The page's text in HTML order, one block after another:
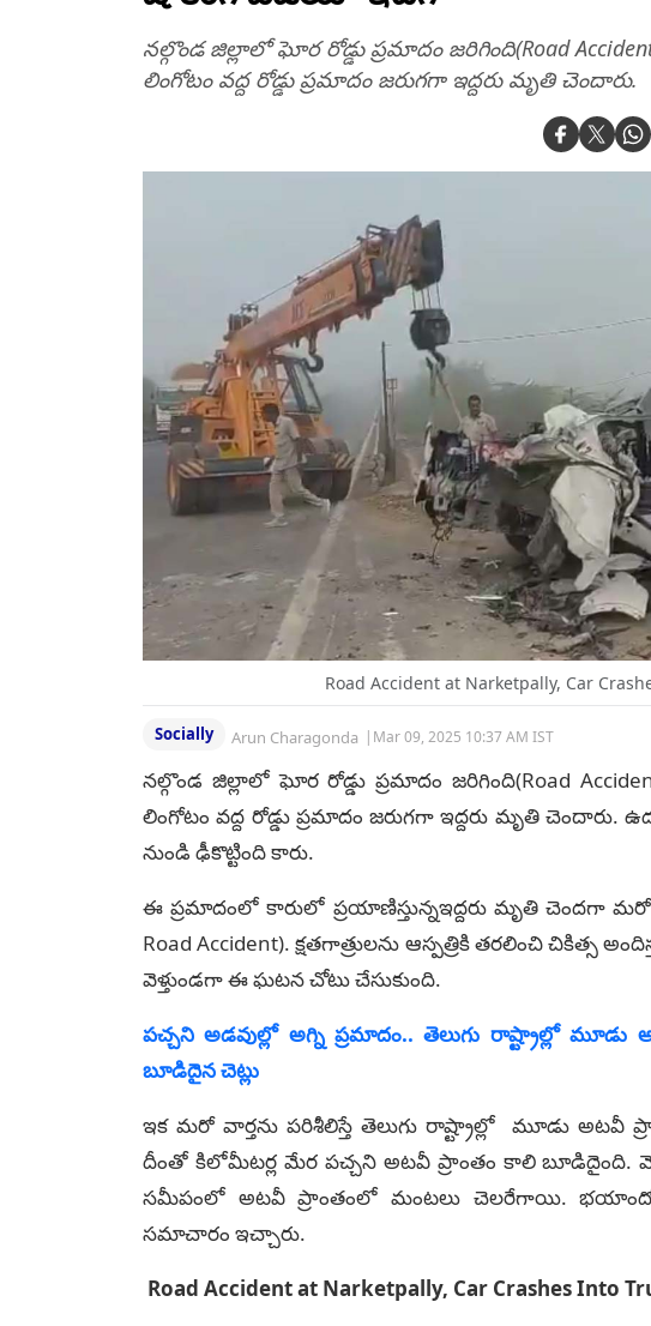
నల్గొండ జిల్లాలో ఘోర రోడ్డు ప్రమాదం జరిగింది(Road
లింగోటం వద్ద రోడ్డు ప్రమాదం జరుగగా ఇద్దరు మృతి చెందారు.
Road Accident at Narketpally, Car
Socially Arun Charagonda | Mar 09, 2025 10:37 AM IST
నల్గొండ జిల్లాలో ఘోర రోడ్డు ప్రమాదం జరిగింది(Road
లింగోటం వద్ద రోడ్డు ప్రమాదం జరుగగా ఇద్దరు మృతి
నుండి ఢీకొట్టింది కారు.
ఈ ప్రమాదంలో కారులో ప్రయాణిస్తున్నఇద్దరు మృతి చెందగా
Road Accident). క్షతగాత్రులను ఆస్పత్రికి తరలించి చికిత్స
వెళ్తుండగా ఈ ఘటన చోటు చేసుకుంది.
పచ్చని అడవుల్లో అగ్ని ప్రమాదం.. తెలుగు రాష్ట్రాల్లో
బూడిదైన చెట్లు
ఇక మరో వార్తను పరిశీలిస్తే తెలుగు రాష్ట్రాల్లో మూడు అటవీ
దీంతో కిలోమీటర్ల మేర పచ్చని అటవీ ప్రాంతం కాలి బూడిదైంది.
సమీపంలో అటవీ ప్రాంతంలో మంటలు చెలరేగాయి.
సమాచారం ఇచ్చారు.
Road Accident at Narketpally, Car Crashes Into